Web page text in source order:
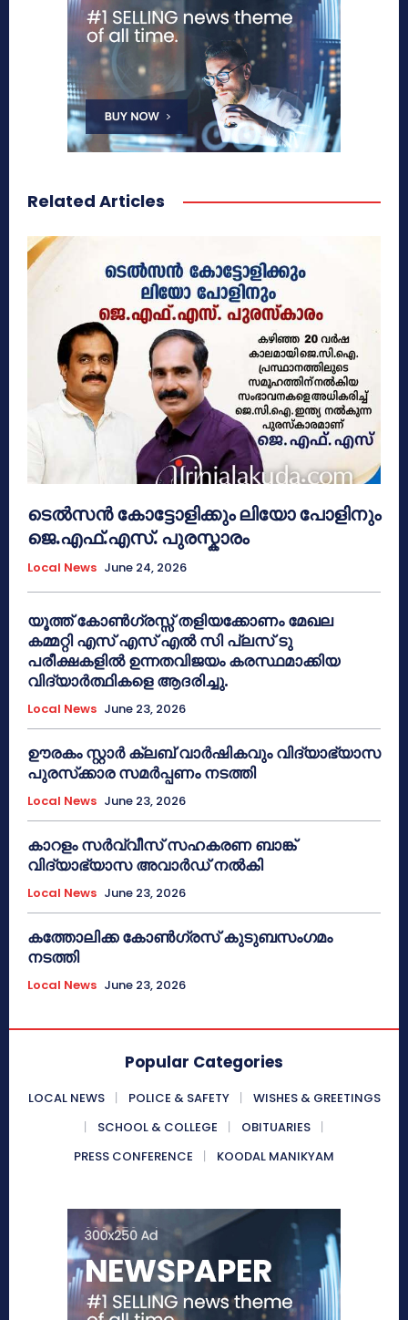
Related Articles
ടെൽസൻ കോട്ടോളിക്കും ലിയോ പോളിനും
ജെ.എഫ്.എസ്. പുരസ്കാരം
Local News June 24, 2026
യൂത്ത് കോൺഗ്രസ്സ് തളിയക്കോണം മേഖല
കമ്മറ്റി എസ് എസ് എൽ സി പ്ലസ് ടു
പരീക്ഷകളിൽ ഉന്നതവിജയം കരസ്ഥമാക്കിയ
വിദ്യാർത്ഥികളെ ആദരിച്ചു.
Local News June 23, 2026
ഊരകം സ്റ്റാർ ക്ലബ് വാർഷികവും വിദ്യാഭ്യാസ
പുരസ്‌ക്കാര സമർപ്പണം നടത്തി
Local News June 23, 2026
കാറളം സർവ്വീസ് സഹകരണ ബാങ്ക്
വിദ്യാഭ്യാസ അവാർഡ് നൽകി
Local News June 23, 2026
കത്തോലിക്ക കോൺഗ്രസ് കുടുബസംഗമം
നടത്തി
Local News June 23, 2026
Popular Categories
LOCAL NEWS POLICE & SAFETY
WISHES & GREETINGS
SCHOOL & COLLEGE
OBITUARIES
PRESS CONFERENCE
KOODAL MANIKYAM